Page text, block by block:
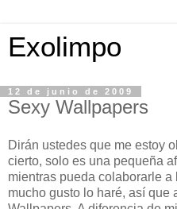
Exolimpo
12 de junio de 2009
Sexy Wallpapers
Dirán ustedes que me estoy
cierto, solo es una pequeña
mientras pueda colaborarle
mucho gusto lo haré, así que